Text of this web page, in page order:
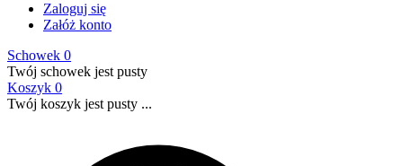
Zaloguj się
Załóż konto
Schowek 0
Twój schowek jest pusty
Koszyk 0
Twój koszyk jest pusty ...